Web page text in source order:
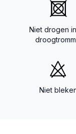
Niet drogen
Niet